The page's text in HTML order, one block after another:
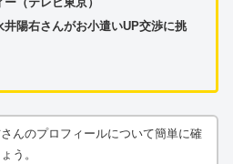
陽右さんがお小遣いUP交渉に挑
んのプロフィールについて簡単に確
う。